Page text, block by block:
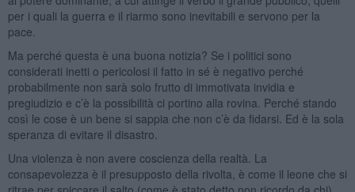
per i quali la guerra e il riarmo sono inevitabili e servono per la
pace.
Ma perché questa è una buona notizia? Se i politici sono
considerati inetti o pericolosi il fatto in sé è negativo perché
probabilmente non sarà solo frutto di immotivata invidia e
pregiudizio e c’è la possibilità ci portino alla rovina. Perché stando
così le cose è un bene si sappia che non c’è da fidarsi. Ed è la sola
speranza di evitare il disastro.
Una violenza è non avere coscienza della realtà. La
consapevolezza è il presupposto della rivolta, è come il leone che si